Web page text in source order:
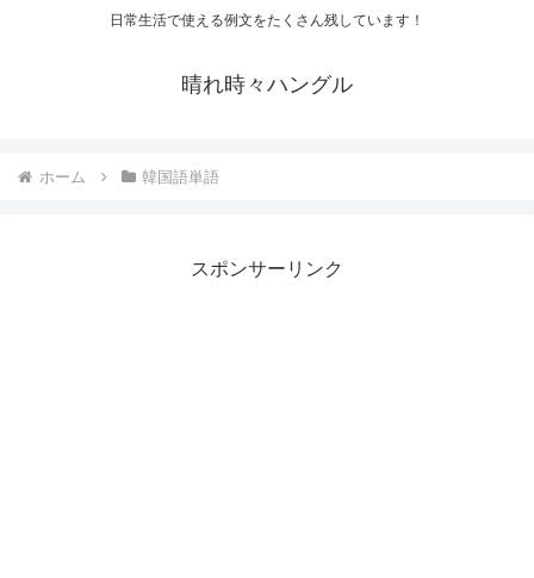
日常生活で使える例文をたくさん残しています！
晴れ時々ハングル
ホーム 韓国語単語
スポンサーリンク